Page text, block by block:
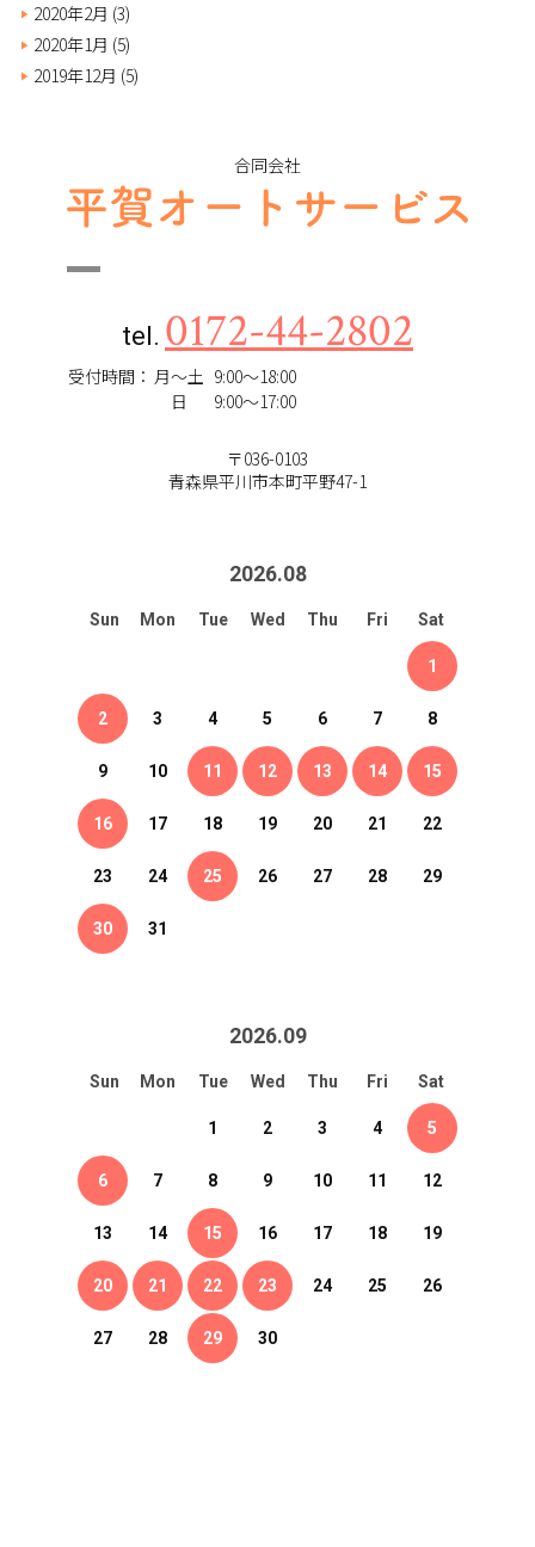
2020年2月 (3)
2020年1月 (5)
2019年12月 (5)
合同会社
tel. 0172-44-2802
受付時間： 月～土 9:00～18:00
日
9:00～17:00
〒036-0103
青森県平川市本町平野47-1
2026.08
Sun Mon Tue Wed Thu Fri Sat
1
2 3 4 5 6 7 8
9 10 11 12 13 14 15
16 17 18 19 20 21 22
23 24 25 26 27 28 29
30 31
2026.09
Sun Mon Tue Wed Thu Fri Sat
1 2 3 4 5
6 7 8 9 10 11 12
13 14 15 16 17 18 19
20 21 22 23 24 25 26
27 28 29 30